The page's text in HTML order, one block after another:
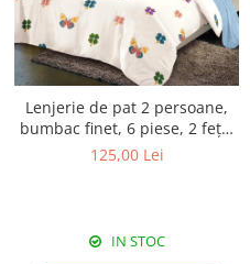
Lenjerie de pat 2 persoane,
bumbac finet, 6 piese, 2 fețe,
SP1047
125,00 Lei
IN STOC